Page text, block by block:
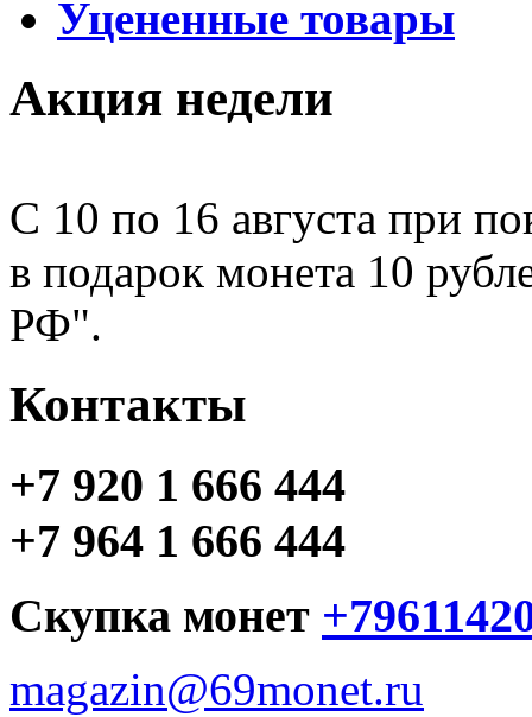
Уцененные товары
Акция недели
С 10 по 16 августа при
в подарок монета 10
РФ".
Контакты
+7 920 1 666 444
+7 964 1 666 444
Скупка монет
magazin@69monet.ru